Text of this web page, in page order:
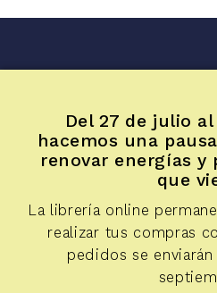
Reseñas de
Voces y
Librería
Condiciones
Del 27 de julio
hacemos una
renovar energías y
que
La librería online
realizar tus compras
pedidos se